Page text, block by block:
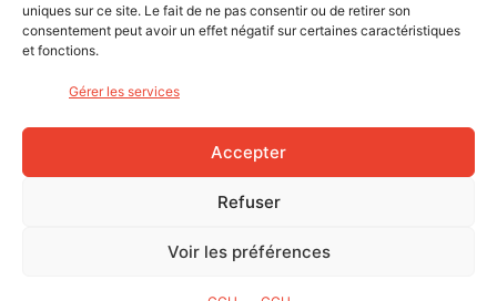
uniques sur ce site. Le fait de ne pas consentir ou de retirer son
consentement peut avoir un effet négatif sur certaines caractéristiques
et fonctions.
Gérer les services
Accepter
Refuser
Voir les préférences
S'INSCRIRE
NOUS SUIVRE